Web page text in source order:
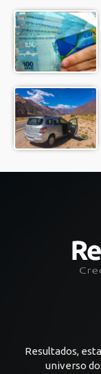
Resultados,
universo